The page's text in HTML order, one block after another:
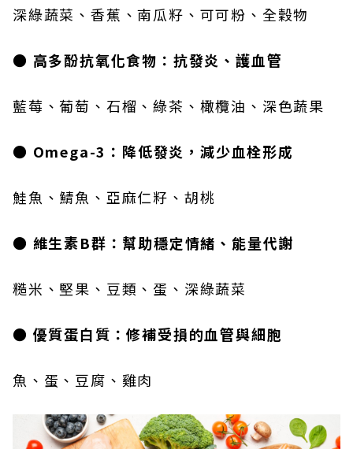
深綠蔬菜、香蕉、南瓜籽、可可粉、全穀物
● 高多酚抗氧化食物：抗發炎、護血管
藍莓、葡萄、石榴、綠茶、橄欖油、深色蔬果
● Omega-3：降低發炎，減少血栓形成
鮭魚、鯖魚、亞麻仁籽、胡桃
● 維生素B群：幫助穩定情緒、能量代謝
糙米、堅果、豆類、蛋、深綠蔬菜
● 優質蛋白質：修補受損的血管與細胞
魚、蛋、豆腐、雞肉